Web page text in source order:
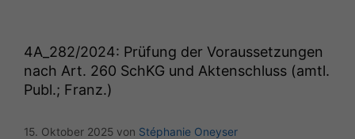
4A_282/2024: Prüfung der Voraussetzungen
nach Art. 260 SchKG und Aktenschluss (amtl.
Publ.; Franz.)
15. Oktober 2025 von Stéphanie Oneyser